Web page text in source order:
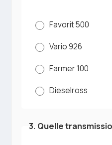
Favorit 500
Vario 926
Farmer 100
Dieselross
3. Quelle